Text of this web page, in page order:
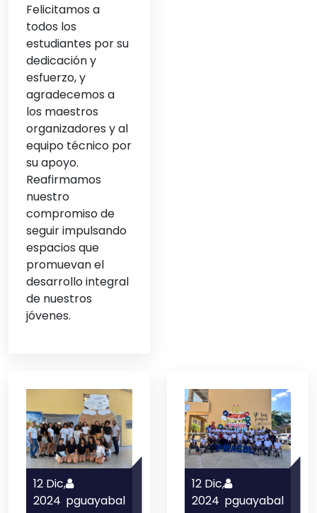
Felicitamos a
todos los
estudiantes por su
dedicación y
esfuerzo, y
agradecemos a
los maestros
organizadores y al
equipo técnico por
su apoyo.
Reafirmamos
nuestro
compromiso de
seguir impulsando
espacios que
promuevan el
desarrollo integral
de nuestros
jóvenes.
12 Dic,
2024 pguayabal
12 Dic,
2024 pguayabal